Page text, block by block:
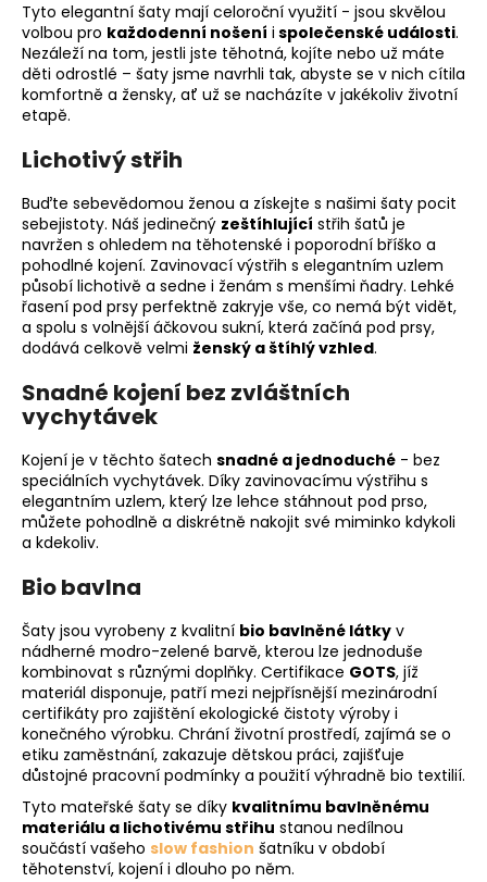
Tyto elegantní šaty mají celoroční využití - jsou skvělou
volbou pro každodenní nošení i společenské události.
Nezáleží na tom, jestli jste těhotná, kojíte nebo už máte
děti odrostlé – šaty jsme navrhli tak, abyste se v nich cítila
komfortně a žensky, ať už se nacházíte v jakékoliv životní
etapě.
Lichotivý střih
Buďte sebevědomou ženou a získejte s našimi šaty pocit
sebejistoty. Náš jedinečný zeštíhlující střih šatů je
navržen s ohledem na těhotenské i poporodní bříško a
pohodlné kojení. Zavinovací výstřih s elegantním uzlem
působí lichotivě a sedne i ženám s menšími ňadry. Lehké
řasení pod prsy perfektně zakryje vše, co nemá být vidět,
a spolu s volnější áčkovou sukní, která začíná pod prsy,
dodává celkově velmi ženský a štíhlý vzhled.
Snadné kojení bez zvláštních
vychytávek
Kojení je v těchto šatech snadné a jednoduché - bez
speciálních vychytávek. Díky zavinovacímu výstřihu s
elegantním uzlem, který lze lehce stáhnout pod prso,
můžete pohodlně a diskrétně nakojit své miminko kdykoli
a kdekoliv.
Bio bavlna
Šaty jsou vyrobeny z kvalitní bio bavlněné látky v
nádherné modro-zelené barvě, kterou lze jednoduše
kombinovat s různými doplňky. Certifikace GOTS, jíž
materiál disponuje, patří mezi nejpřísnější mezinárodní
certifikáty pro zajištění ekologické čistoty výroby i
konečného výrobku. Chrání životní prostředí, zajímá se o
etiku zaměstnání, zakazuje dětskou práci, zajišťuje
důstojné pracovní podmínky a použití výhradně bio textilií.
Tyto mateřské šaty se díky kvalitnímu bavlněnému
materiálu a lichotivému střihu stanou nedílnou
součástí vašeho slow fashion šatníku v období
těhotenství, kojení i dlouho po něm.